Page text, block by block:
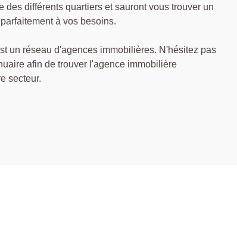
des différents quartiers et sauront vous trouver un
à vos besoins.
un réseau d'agences immobilières. N'hésitez pas
afin de trouver l'agence immobilière
secteur.